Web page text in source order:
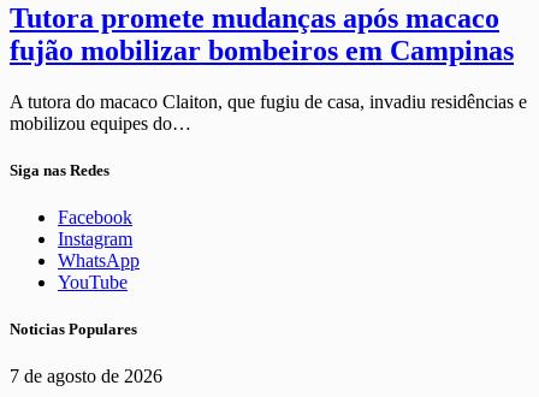
Tutora promete mudanças após macaco
fujão mobilizar bombeiros em Campinas
A tutora do macaco Claiton, que fugiu de casa, invadiu residências e
mobilizou equipes do…
Siga nas Redes
Facebook
Instagram
WhatsApp
YouTube
Noticias Populares
7 de agosto de 2026